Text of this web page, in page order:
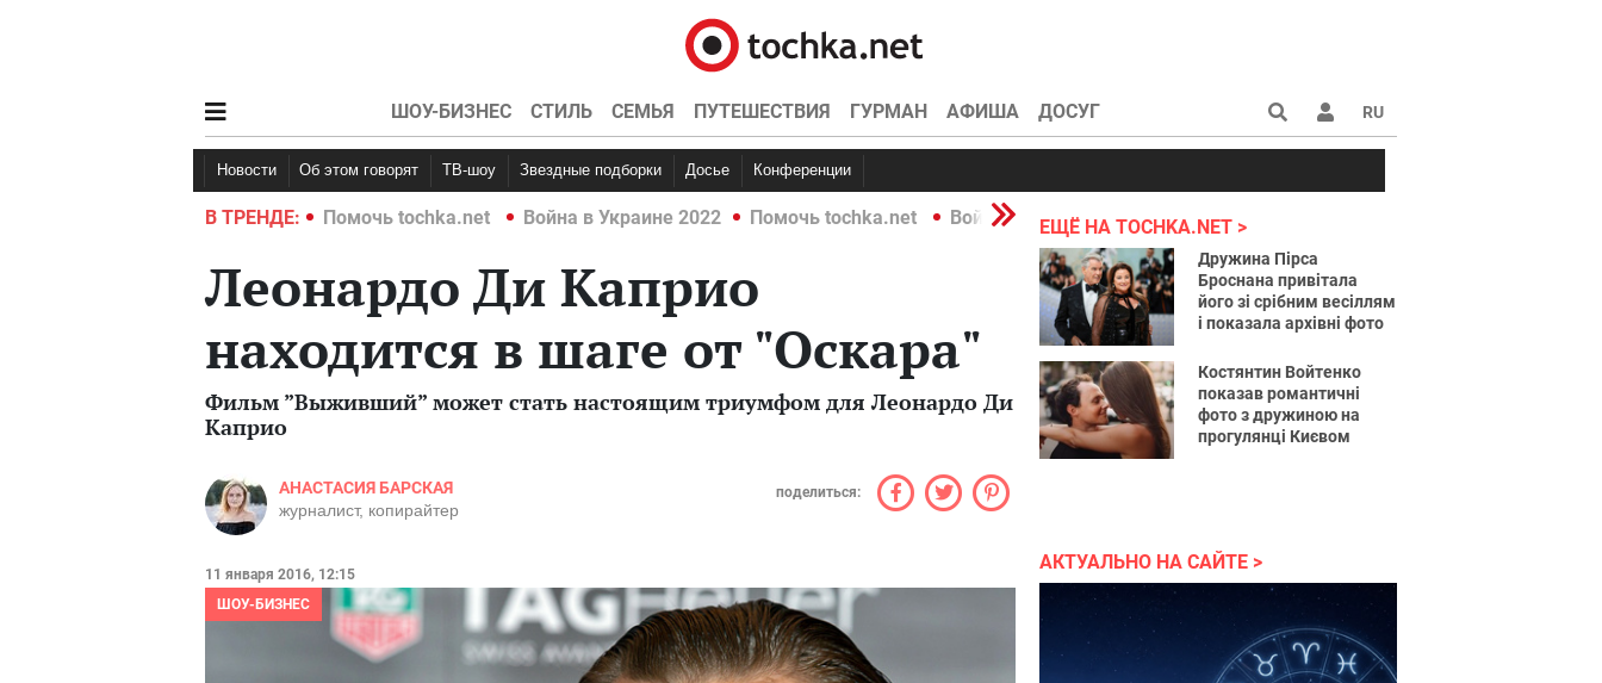
ШОУ-БИЗНЕС СТИЛЬ СЕМЬЯ ПУТЕШЕСТВИЯ ГУРМАН АФИША ДОСУГ RU
Новости Об этом говорят ТВ-шоу Звездные подборки Досье Конференции
В ТРЕНДЕ:
Война в Украине 2022 Помочь tochka.net Война в Украине 2022 Помочь tochka.net Война в Украине 2022
Леонардо Ди Каприо
находится в шаге от "Оскара"
Фильм ”Выживший” может стать настоящим триумфом для Леонардо Ди
Каприо
АНАСТАСИЯ БАРСКАЯ
журналист, копирайтер
поделиться:
11 января 2016, 12:15
ШОУ-БИЗНЕС
ЕЩЁ НА TOCHKA.NET
Дружина Пірса
Броснана привітала
його зі срібним весіллям
і показала архівні фото
Костянтин Войтенко
показав романтичні
фото з дружиною на
прогулянці Києвом
АКТУАЛЬНО НА САЙТЕ